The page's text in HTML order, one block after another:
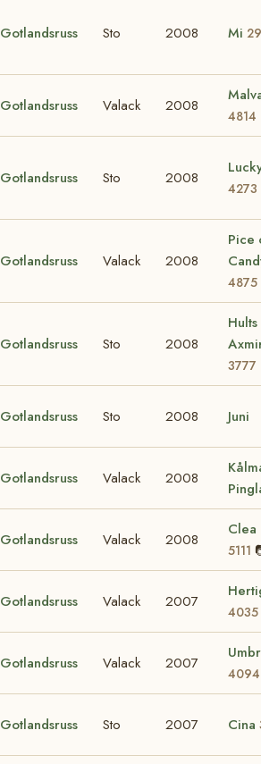
Gotlandsruss Sto 2008 Mi
Gotlandsruss Valack 2008
4814
Gotlandsruss Sto 2008
4273
Gotlandsruss Valack 2008
Pice
4875
Gotlandsruss Sto 2008
Hults
3777
Gotlandsruss Sto 2008 Juni
Gotlandsruss Valack 2008
Gotlandsruss Valack 2008
Clea
5111
Gotlandsruss Valack 2007
4035
Gotlandsruss Valack 2007
4094
Gotlandsruss Sto 2007 Cina